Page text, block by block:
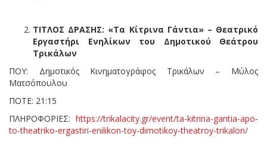
ΤΙΤΛΟΣ ΔΡΑΣΗΣ: «Τα Κίτρινα Γάντια» – Θεατρικό
Εργαστήρι Ενηλίκων του Δημοτικού Θεάτρου
Τρικάλων
ΠΟΥ: Δημοτικός Κινηματογράφος Τρικάλων – Μύλος
Ματσόπουλου
ΠΟΤΕ: 21:15
ΠΛΗΡΟΦΟΡΙΕΣ: https://trikalacity.gr/event/ta-kitrina-gantia-apo-
to-theatriko-ergastiri-enilikon-toy-dimotikoy-theatroy-trikalon/